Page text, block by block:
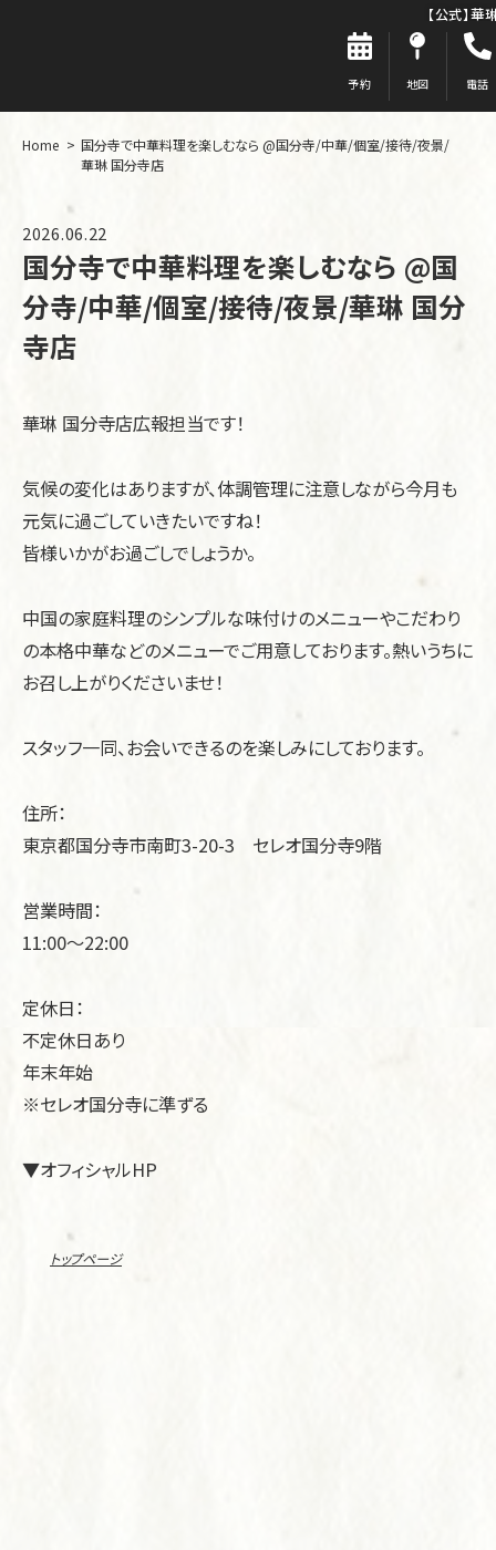
【公式】
予約 地図 電話
Home
国分寺で中華料理を楽しむなら @国分寺/中華/個室/接待/夜景/
華琳 国分寺店
2026.06.22
国分寺で中華料理を楽しむなら @国
分寺/中華/個室/接待/夜景/華琳 国分
寺店
華琳 国分寺店広報担当です！
気候の変化はありますが、体調管理に注意しながら今月も
元気に過ごしていきたいですね！
皆様いかがお過ごしでしょうか。
中国の家庭料理のシンプルな味付けのメニューやこだわり
の本格中華などのメニューでご用意しております。熱いうちに
お召し上がりくださいませ！
スタッフ一同、お会いできるのを楽しみにしております。
住所：
東京都国分寺市南町3-20-3 セレオ国分寺9階
営業時間：
11:00～22:00
定休日：
不定休日あり
年末年始
※セレオ国分寺に準ずる
▼オフィシャルHP
トップページ